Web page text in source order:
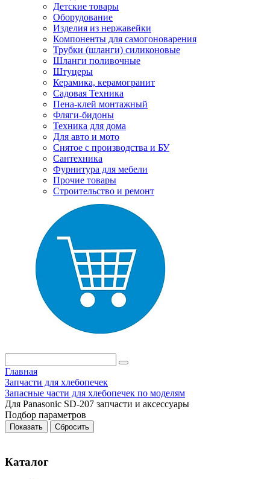
Детские товары
Оборудование
Изделия из нержавейки
Компоненты для самогоноварения
Трубки (шланги) силиконовые
Шланги поливочные
Штуцеры
Керамика, керамогранит
Садовая Техника
Пена-клей монтажный
Фляги-бидоны
Техника для дома
Для авто и мото
Снятое с производства и БУ
Сантехника
Фурнитура для мебели
Прочие товары
Строительство и ремонт
Главная
Запчасти для хлебопечек
Запасные части для хлебопечек по моделям
Для Panasonic SD-207 запчасти и аксессуары
Подбор параметров
Каталог